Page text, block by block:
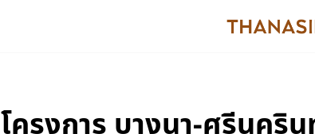
โครงการ บางนา-ศรีนคริ